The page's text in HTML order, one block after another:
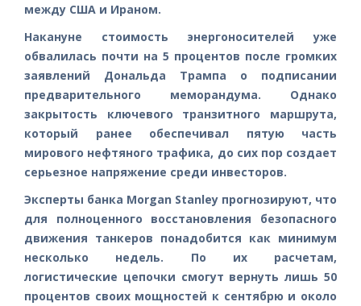
между США и Ираном.
Накануне стоимость энергоносителей уже
обвалилась почти на 5 процентов после громких
заявлений Дональда Трампа о подписании
предварительного меморандума. Однако
закрытость ключевого транзитного маршрута,
который ранее обеспечивал пятую часть
мирового нефтяного трафика, до сих пор создает
серьезное напряжение среди инвесторов.
Эксперты банка Morgan Stanley прогнозируют, что
для полноценного восстановления безопасного
движения танкеров понадобится как минимум
несколько недель. По их расчетам,
логистические цепочки смогут вернуть лишь 50
процентов своих мощностей к сентябрю и около